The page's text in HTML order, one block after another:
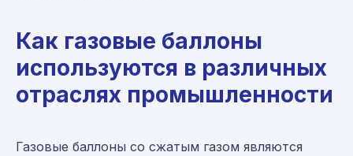
Как газовые баллоны
используются в различных
отраслях промышленности
Газовые баллоны со сжатым газом являются